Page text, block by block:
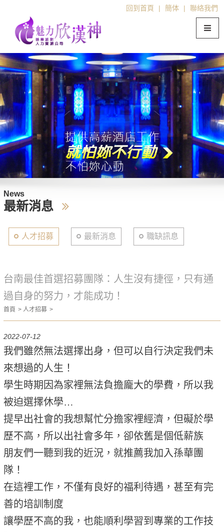
回到首頁 | 簡体 | 聯絡我們
News
最新消息
人才招募 最新消息 職缺訊息
台南最佳首選招募團隊：人生沒有捷徑，只有通
過自身的努力，才能成功！
首頁 人才招募
2022-07-12
我們雖然無法選擇出身，但可以自行決定我們未
來想過的人生！
學生時期因為家裡無法負擔龐大的學費，所以我
被迫選擇休學…
提早出社會的我想幫忙分擔家裡經濟，但礙於學
歷不高，所以出社會多年，卻依舊是個低薪族
朋友們一聽到我的近況，就推薦我加入孫華團
隊！
在這裡工作，不僅有良好的福利待遇，甚至有完
善的培訓制度
讓學歷不高的我，也能順利學習到專業的工作技